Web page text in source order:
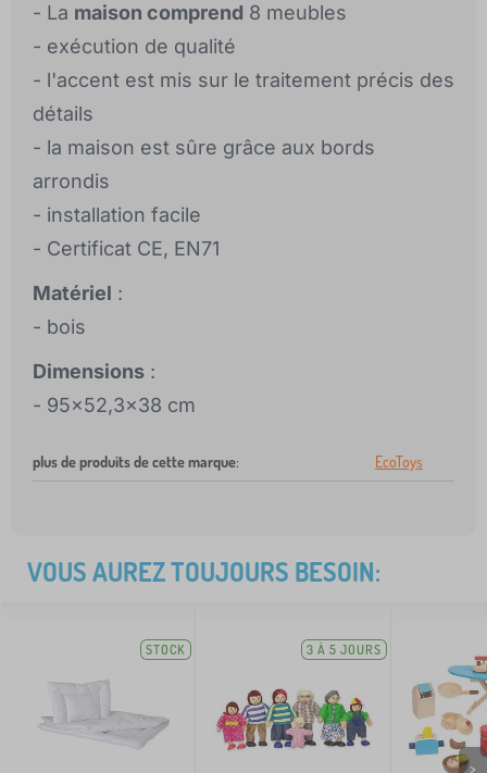
- La maison comprend 8 meubles
- exécution de qualité
- l'accent est mis sur le traitement précis des
détails
- la maison est sûre grâce aux bords
arrondis
- installation facile
- Certificat CE, EN71
Matériel :
- bois
Dimensions :
- 95x52,3x38 cm
plus de produits de cette marque: EcoToys
VOUS AUREZ TOUJOURS BESOIN:
STOCK 3 À 5 JOURS
>